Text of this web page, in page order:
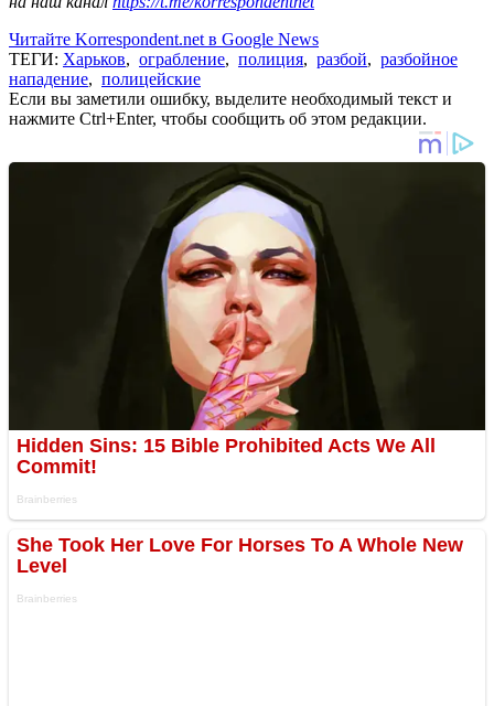
Читайте Korrespondent.net в Google News
ТЕГИ: Харьков, ограбление, полиция, разбой, разбойное
нападение, полицейские
Если вы заметили ошибку, выделите необходимый текст и
нажмите Ctrl+Enter, чтобы сообщить об этом редакции.